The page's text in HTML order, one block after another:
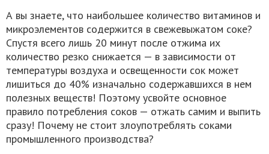
А вы знаете, что наибольшее количество витаминов и
микроэлементов содержится в свежевыжатом соке?
Спустя всего лишь 20 минут после отжима их
количество резко снижается — в зависимости от
температуры воздуха и освещенности сок может
лишиться до 40% изначально содержавшихся в нем
полезных веществ! Поэтому усвойте основное
правило потребления соков — отжать самим и выпить
сразу! Почему не стоит злоупотреблять соками
промышленного производства?